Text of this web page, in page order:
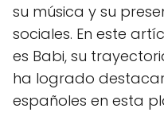
su música y su
sociales. En este
es Babi, su
ha logrado
españoles en esta